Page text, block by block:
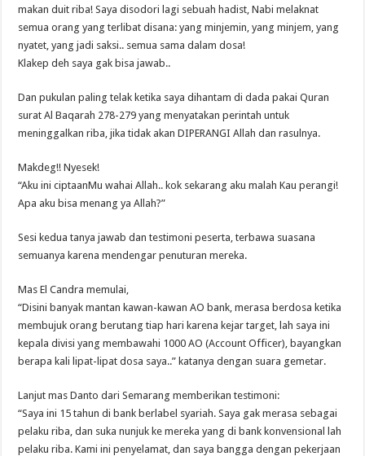
makan duit riba! Saya disodori lagi sebuah hadist, Nabi melaknat
semua orang yang terlibat disana: yang minjemin, yang minjem, yang
nyatet, yang jadi saksi.. semua sama dalam dosa!
Klakep deh saya gak bisa jawab..
Dan pukulan paling telak ketika saya dihantam di dada pakai Quran
surat Al Baqarah 278-279 yang menyatakan perintah untuk
meninggalkan riba, jika tidak akan DIPERANGI Allah dan rasulnya.
Makdeg!! Nyesek!
“Aku ini ciptaanMu wahai Allah.. kok sekarang aku malah Kau perangi!
Apa aku bisa menang ya Allah?”
Sesi kedua tanya jawab dan testimoni peserta, terbawa suasana
semuanya karena mendengar penuturan mereka.
Mas El Candra memulai,
“Disini banyak mantan kawan-kawan AO bank, merasa berdosa ketika
membujuk orang berutang tiap hari karena kejar target, lah saya ini
kepala divisi yang membawahi 1000 AO (Account Officer), bayangkan
berapa kali lipat-lipat dosa saya..” katanya dengan suara gemetar.
Lanjut mas Danto dari Semarang memberikan testimoni:
“Saya ini 15 tahun di bank berlabel syariah. Saya gak merasa sebagai
pelaku riba, dan suka nunjuk ke mereka yang di bank konvensional lah
pelaku riba. Kami ini penyelamat, dan saya bangga dengan pekerjaan